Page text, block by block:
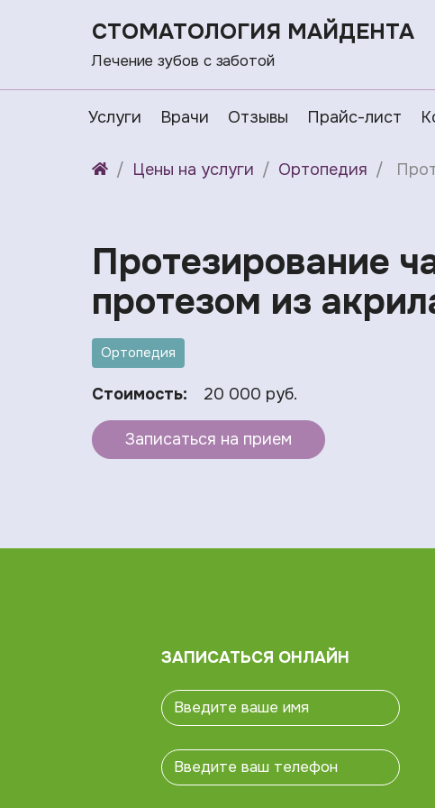
СТОМАТОЛОГИЯ МАЙДЕНТА
Лечение зубов с заботой
Услуги Врачи Отзывы Прайс-лист
Цены на услуги Ортопедия
Протезирование
протезом из
Ортопедия
Стоимость: 20 000 руб.
Записаться на прием
ЗАПИСАТЬСЯ ОНЛАЙН